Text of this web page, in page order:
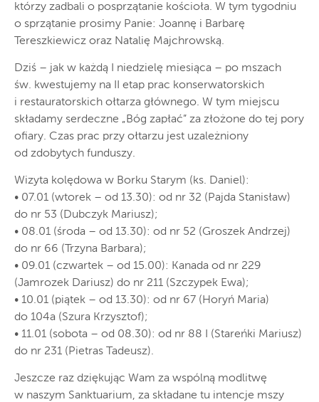
którzy zadbali o posprzątanie kościoła. W tym tygodniu
o sprzątanie prosimy Panie: Joannę i Barbarę
Tereszkiewicz oraz Natalię Majchrowską.
Dziś – jak w każdą I niedzielę miesiąca – po mszach
św. kwestujemy na II etap prac konserwatorskich
i restauratorskich ołtarza głównego. W tym miejscu
składamy serdeczne „Bóg zapłać” za złożone do tej pory
ofiary. Czas prac przy ołtarzu jest uzależniony
od zdobytych funduszy.
Wizyta kolędowa w Borku Starym (ks. Daniel):
• 07.01 (wtorek – od 13.30): od nr 32 (Pajda Stanisław)
do nr 53 (Dubczyk Mariusz);
• 08.01 (środa – od 13.30): od nr 52 (Groszek Andrzej)
do nr 66 (Trzyna Barbara);
• 09.01 (czwartek – od 15.00): Kanada od nr 229
(Jamrozek Dariusz) do nr 211 (Szczypek Ewa);
• 10.01 (piątek – od 13.30): od nr 67 (Horyń Maria)
do 104a (Szura Krzysztof);
• 11.01 (sobota – od 08.30): od nr 88 I (Stareńki Mariusz)
do nr 231 (Pietras Tadeusz).
Jeszcze raz dziękując Wam za wspólną modlitwę
w naszym Sanktuarium, za składane tu intencje mszy